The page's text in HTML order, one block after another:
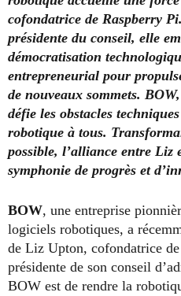
cofondatrice de Raspberry
présidente du conseil, elle
démocratisation
entrepreneurial pour
de nouveaux sommets.
défie les obstacles
robotique à tous.
possible, l’alliance entre Liz
symphonie de progrès et
BOW, une entreprise
logiciels robotiques, a
de Liz Upton, cofondatrice de
présidente de son conseil
BOW est de rendre la